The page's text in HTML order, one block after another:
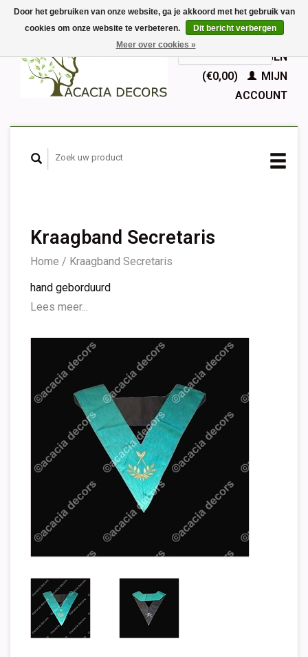
EUR
GBPNederlands
Deutsch
English
Français
WINKELWAGEN
(€0,00)
MIJN
ACCOUNT
Kraagband Secretaris
Home / Kraagband Secretaris
hand geborduurd
Lees meer...
Door het gebruiken van onze website, ga je akkoord met het gebruik van
cookies om onze website te verbeteren.
Dit bericht verbergen
Meer over cookies »